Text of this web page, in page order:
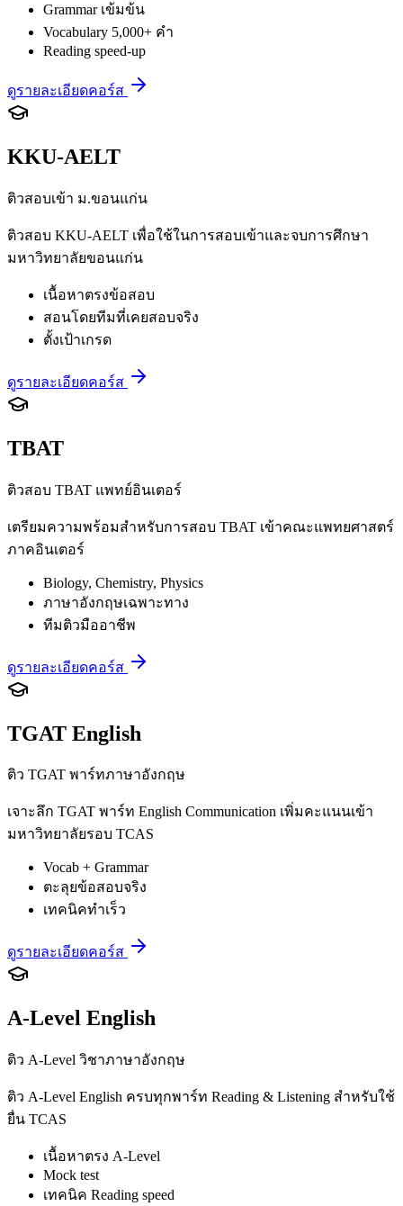
Grammar เข้มข้น
Vocabulary 5,000+ คำ
Reading speed-up
ดูรายละเอียดคอร์ส
KKU-AELT
ติวสอบเข้า ม.ขอนแก่น
ติวสอบ KKU-AELT เพื่อใช้ในการสอบเข้าและจบการศึกษา
มหาวิทยาลัยขอนแก่น
เนื้อหาตรงข้อสอบ
สอนโดยทีมที่เคยสอบจริง
ตั้งเป้าเกรด
ดูรายละเอียดคอร์ส
TBAT
ติวสอบ TBAT แพทย์อินเตอร์
เตรียมความพร้อมสำหรับการสอบ TBAT เข้าคณะแพทยศาสตร์
ภาคอินเตอร์
Biology, Chemistry, Physics
ภาษาอังกฤษเฉพาะทาง
ทีมติวมืออาชีพ
ดูรายละเอียดคอร์ส
TGAT English
ติว TGAT พาร์ทภาษาอังกฤษ
เจาะลึก TGAT พาร์ท English Communication เพิ่มคะแนนเข้า
มหาวิทยาลัยรอบ TCAS
Vocab + Grammar
ตะลุยข้อสอบจริง
เทคนิคทำเร็ว
ดูรายละเอียดคอร์ส
A-Level English
ติว A-Level วิชาภาษาอังกฤษ
ติว A-Level English ครบทุกพาร์ท Reading & Listening สำหรับใช้
ยื่น TCAS
เนื้อหาตรง A-Level
Mock test
เทคนิค Reading speed